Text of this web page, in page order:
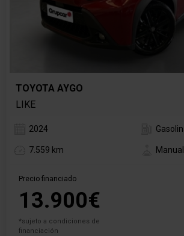
TOYOTA AYGO
LIKE
2024
7.559 km Manual
Precio financiado
13.900€
*sujeto a condiciones de
financiación